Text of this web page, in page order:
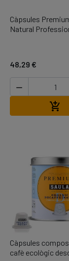
Càpsules
Natural
48,29 €


Càpsules
cafè ecològic